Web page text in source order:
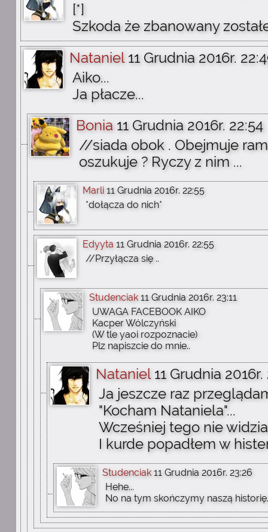
[*]
Szkoda że zbanowany
Nataniel 11 Grudnia 2016r.
Aiko...
Ja płacze...
Bonia 11 Grudnia 2016r. 22:54
//siada obok . Obejmuje
oszukuje ? Ryczy z nim ...
Marli 11 Grudnia 2016r. 22:55
*dołącza do nich*
Edyyta 11 Grudnia 2016r. 22:55
//Przyłącza się ..
Studenciak 11 Grudnia 2016r. 23:11
UWAGA FACEBOOK AIKO
Kacper Wólczyński
(W tle yaoi rozpoznacie)
Plz napiszcie do mnie..
Nataniel 11 Grudnia 2016r.
Ja jeszcze raz
"Kocham Nataniela"...
Wcześniej tego nie
I kurde popadłem w
Studenciak 11 Grudnia 2016r. 23:26
Hehe...
No na tym skończymy naszą historię.